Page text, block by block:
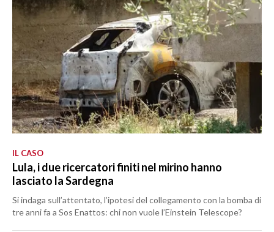
IL CASO
Lula, i due ricercatori finiti nel mirino hanno
lasciato la Sardegna
Si indaga sull’attentato, l’ipotesi del collegamento con la bomba di
tre anni fa a Sos Enattos: chi non vuole l’Einstein Telescope?